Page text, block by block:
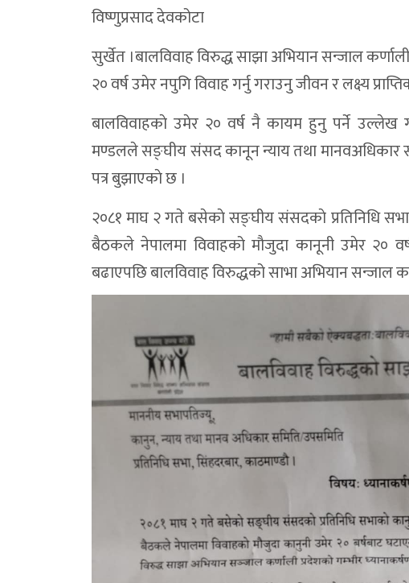
विष्णुप्रसाद देवकोटा
सुर्खेत ।बालविवाह विरुद्ध साझा अभियान सन्जाल
२० वर्ष उमेर नपुगि विवाह गर्नु गराउनु जीवन र लक्ष्य
बालविवाहकाे उमेर २० वर्ष नै कायम हुनु पर्ने उल्लेख
मण्डलले सङ्घीय संसद कानून न्याय तथा मानवअधिकार
पत्र बुझाएकाे छ ।
२०८१ माघ २ गते बसेकाे सङ्घीय संसदकाे प्रतिनिधि
बैठकले नेपालमा विवाहको माैजुदा कानूनी उमेर २०
बढाएपछि बालविवाह विरुद्धको साभा अभियान सन्जाल